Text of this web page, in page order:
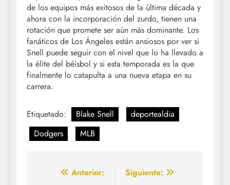
de los equipos más exitosos de la última década y
ahora con la incorporación del zurdo, tienen una
rotación que promete ser aún más dominante. Los
fanáticos de Los Ángeles están ansiosos por ver si
Snell puede seguir con el nivel que lo ha llevado a
la élite del béisbol y si esta temporada es la que
finalmente lo catapulta a una nueva etapa en su
carrera.
Etiquetado: Blake Snell
deportealdia
Dodgers
MLB
Navegación
Anterior:
Siguiente: